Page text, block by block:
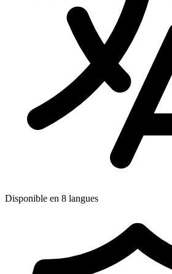
Disponible en 8 langues